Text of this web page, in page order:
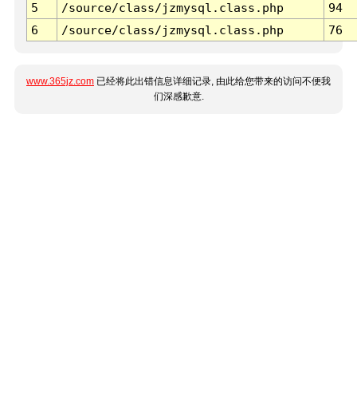
5
/source/class/jzmysql.class.php
94
6
/source/class/jzmysql.class.php 76
www.365jz.com 已经将此出错信息详细记录, 由此给您带来的访问不便我
们深感歉意.